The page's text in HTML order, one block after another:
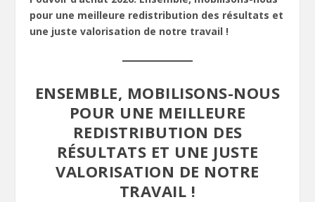
pour une meilleure redistribution des résultats et
une juste valorisation de notre travail !
ENSEMBLE, MOBILISONS-NOUS
POUR UNE MEILLEURE
REDISTRIBUTION DES
RÉSULTATS ET UNE JUSTE
VALORISATION DE NOTRE
TRAVAIL !